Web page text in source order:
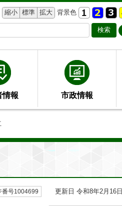
縮小 標準 拡大 背景色
情報 市政情報
番号1004699 更新日 令和8年2月16日